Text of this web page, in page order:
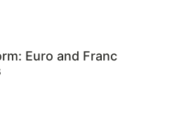
Euro and Franc